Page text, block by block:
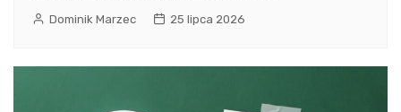
Dominik Marzec 25 lipca 2026